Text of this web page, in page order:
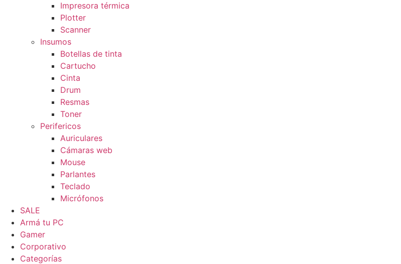
Impresora térmica
Plotter
Scanner
Insumos
Botellas de tinta
Cartucho
Cinta
Drum
Resmas
Toner
Perifericos
Auriculares
Cámaras web
Mouse
Parlantes
Teclado
Micrófonos
SALE
Armá tu PC
Gamer
Corporativo
Categorías